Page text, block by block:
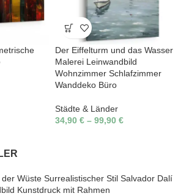
Der Eiffelturm und das Wasser
Malerei Leinwandbild
Wohnzimmer Schlafzimmer
Wanddeko Büro
Städte & Länder
34,90 € – 99,90 €
Wüste Surrealistischer Stil Salvador Dalí
Kunstdruck mit Rahmen